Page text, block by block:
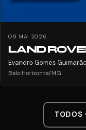
09 MAI 2026
LAND
Evandro Gomes
Belo Horizonte/MG
TODOS